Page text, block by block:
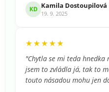
KD Kamila Dostoupilová
19. 9. 2025
★★★★★
"Chytla se mi teda
jsem to zvládla já, tak to
touto násadou mohu jen